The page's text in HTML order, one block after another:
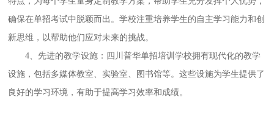
确保在单招考试中脱颖而出。学校注重培养学生的自主学习能力和创
新思维，以帮助他们应对未来的挑战。
4、 先进的教学设施 ： 四川普华单招培训学校拥有现代化的教学
设施，包括多媒体教室、实验室、图书馆等。这些设施为学生提供了
良好的学习环境，有助于提高学习效率和成绩。